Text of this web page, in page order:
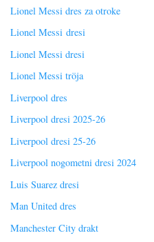
Lionel Messi dres za otroke
Lionel Messi dresi
Lionel Messi dresi
Lionel Messi tröja
Liverpool dres
Liverpool dresi 2025-26
Liverpool dresi 25-26
Liverpool nogometni dresi 2024
Luis Suarez dresi
Man United dres
Manchester City drakt